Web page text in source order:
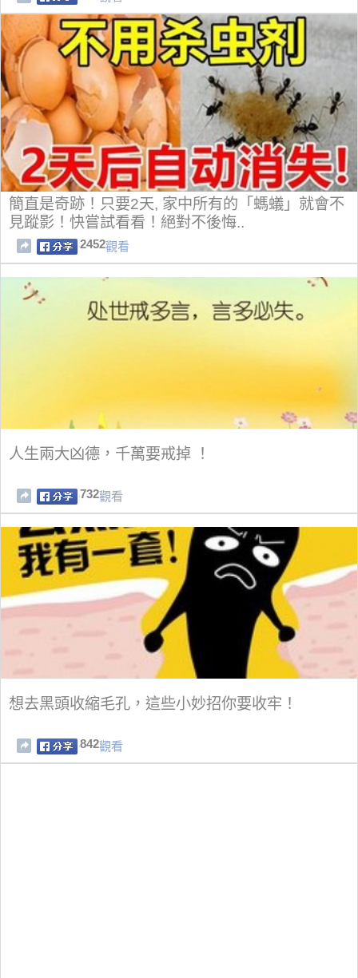
簡直是奇跡！只要2天, 家中所有的「螞蟻」就會不
見蹤影！快嘗試看看！絕對不後悔..
2452觀看
人生兩大凶德，千萬要戒掉 ！
732觀看
想去黑頭收縮毛孔，這些小妙招你要收牢！
842觀看